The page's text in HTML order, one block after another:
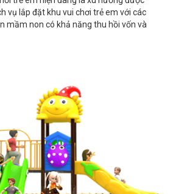
vụ lắp đặt khu vui chơi trẻ em với các
mầm non có khả năng thu hồi vốn và